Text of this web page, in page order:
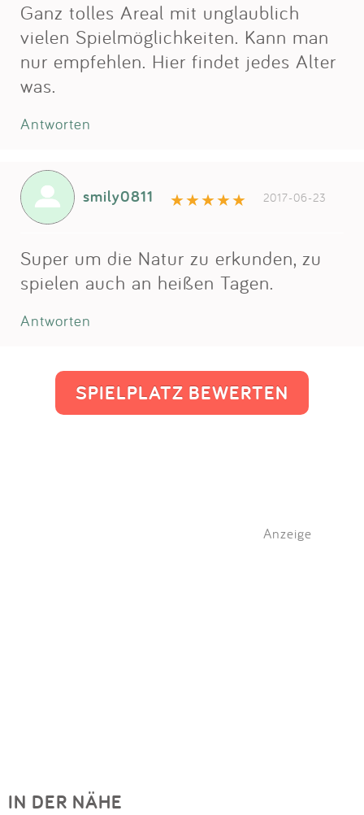
Ganz tolles Areal mit unglaublich
vielen Spielmöglichkeiten. Kann man
nur empfehlen. Hier findet jedes Alter
was.
Antworten
smily0811 2017-06-23
Super um die Natur zu erkunden, zu
spielen auch an heißen Tagen.
Antworten
SPIELPLATZ BEWERTEN
Anzeige
IN DER NÄHE